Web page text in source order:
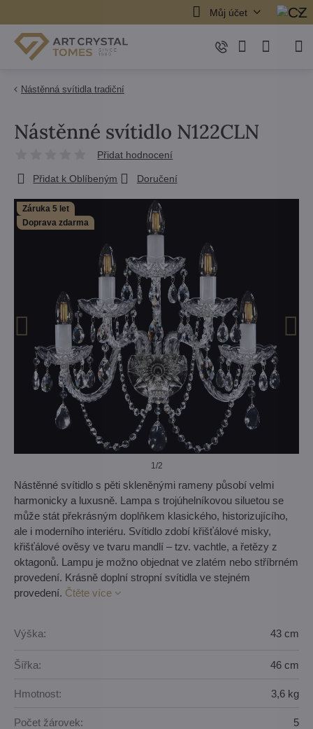
Můj účet
Nástěnná svítidla tradiční
Záruka 5 let
Doprava zdarma
1/2
Nástěnné svítidlo N122CLN
Přidat hodnocení
Přidat k Oblíbeným Doručení
Nástěnné svítidlo s pěti skleněnými rameny působí velmi
harmonicky a luxusně. Lampa s trojúhelníkovou siluetou se
může stát překrásným doplňkem klasického, historizujícího,
ale i moderního interiéru. Svítidlo zdobí křišťálové misky,
křišťálové ověsy ve tvaru mandlí – tzv. vachtle, a řetězy z
oktagonů. Lampu je možno objednat ve zlatém nebo stříbrném
provedení. Krásně doplní stropní svítidla ve stejném
provedení. Čtěte více
Výška: 43 cm
Šířka: 46 cm
Hmotnost: 3,6 kg
Počet žárovek: 5